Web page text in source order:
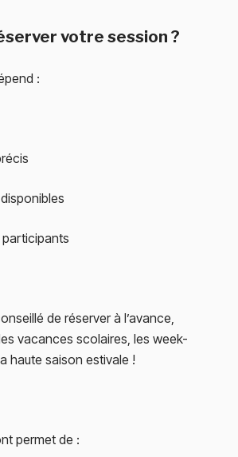
votre session ?
:
de réserver à l’avance,
vacances scolaires, les week-
haute saison estivale !
permet de :